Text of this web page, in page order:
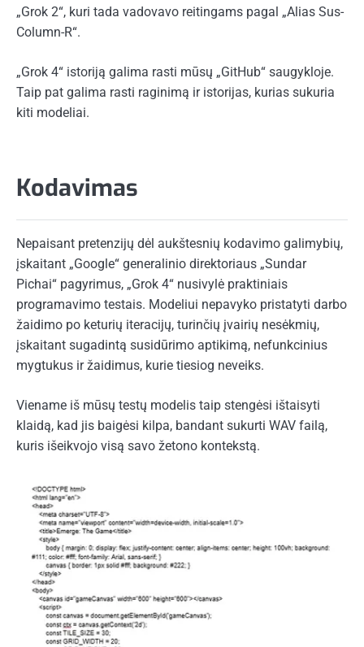
„Grok 2“, kuri tada vadovavo reitingams pagal „Alias Sus-
Column-R“.
„Grok 4“ istoriją galima rasti mūsų „GitHub“ saugykloje.
Taip pat galima rasti raginimą ir istorijas, kurias sukuria
kiti modeliai.
Kodavimas
Nepaisant pretenzijų dėl aukštesnių kodavimo galimybių,
įskaitant „Google“ generalinio direktoriaus „Sundar
Pichai“ pagyrimus, „Grok 4“ nusivylė praktiniais
programavimo testais. Modeliui nepavyko pristatyti darbo
žaidimo po keturių iteracijų, turinčių įvairių nesėkmių,
įskaitant sugadintą susidūrimo aptikimą, nefunkcinius
mygtukus ir žaidimus, kurie tiesiog neveiks.
Viename iš mūsų testų modelis taip stengėsi ištaisyti
klaidą, kad jis baigėsi kilpa, bandant sukurti WAV failą,
kuris išeikvojo visą savo žetono kontekstą.